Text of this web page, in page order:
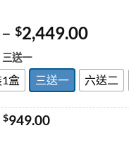
– $2,449.00Price
三送一
盒 三送一 六送二
Original
$949.00Current